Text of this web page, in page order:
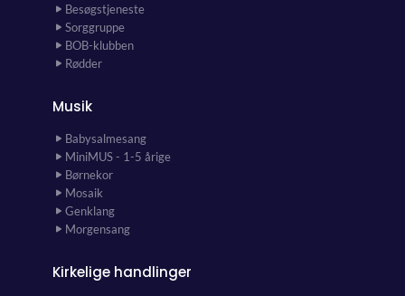
Besøgstjeneste
Sorggruppe
BOB-klubben
Rødder
Musik
Babysalmesang
MiniMUS - 1-5 årige
Børnekor
Mosaik
Genklang
Morgensang
Kirkelige handlinger